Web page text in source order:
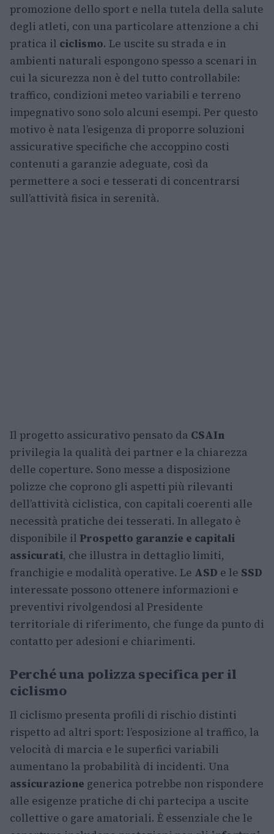
promozione dello sport e nella tutela della salute
degli atleti, con una particolare attenzione a chi
pratica il ciclismo. Le uscite su strada e in
ambienti naturali espongono spesso a scenari in
cui la sicurezza non è del tutto controllabile:
traffico, condizioni meteo variabili e terreno
impegnativo sono solo alcuni esempi. Per questo
motivo è nata l’esigenza di proporre soluzioni
assicurative specifiche che accoppino costi
contenuti a garanzie adeguate, così da
permettere a soci e tesserati di concentrarsi
sull’attività fisica in serenità.
Il progetto assicurativo pensato da CSAIn
privilegia la qualità dei partner e la chiarezza
delle coperture. Sono messe a disposizione
polizze che coprono gli aspetti più rilevanti
dell’attività ciclistica, con capitali coerenti alle
necessità pratiche dei tesserati. In allegato è
disponibile il Prospetto garanzie e capitali
assicurati, che illustra in dettaglio limiti,
franchigie e modalità operative. Le ASD e le SSD
interessate possono ottenere informazioni e
preventivi rivolgendosi al Presidente
territoriale di riferimento, che funge da punto di
contatto per adesioni e chiarimenti.
Perché una polizza specifica per il
ciclismo
Il ciclismo presenta profili di rischio distinti
rispetto ad altri sport: l’esposizione al traffico, la
velocità di marcia e le superfici variabili
aumentano la probabilità di incidenti. Una
assicurazione generica potrebbe non rispondere
alle esigenze pratiche di chi partecipa a uscite
collettive o gare amatoriali. È essenziale che le